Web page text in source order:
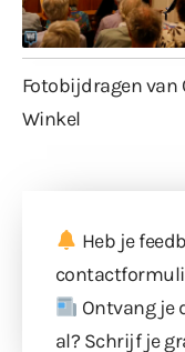
Fotobijdragen van
Winkel
Heb je
Ontvang je
al? Schrijf je